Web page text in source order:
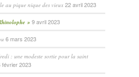
au pique nique des vieux 22 avril 2023
» 9 avril 2023
6 mars 2023
: une modeste sortie pour la saint
février 2023